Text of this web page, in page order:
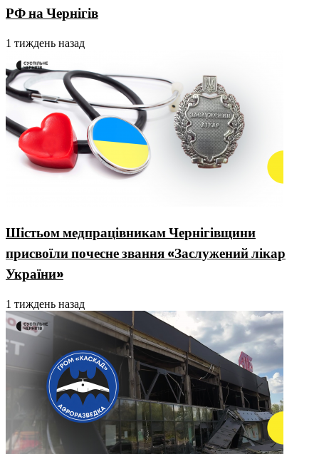
РФ на Чернігів
1 тиждень назад
Шістьом медпрацівникам Чернігівщини
присвоїли почесне звання «Заслужений лікар
України»
1 тиждень назад